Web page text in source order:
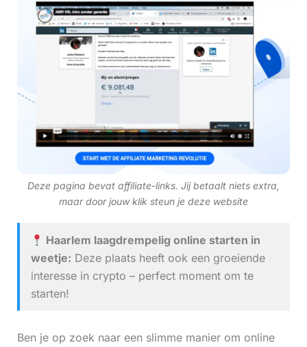
Deze pagina bevat affiliate-links. Jij betaalt niets extra,
maar door jouw klik steun je deze website
Haarlem laagdrempelig online starten in
weetje: Deze plaats heeft ook een groeiende
interesse in crypto – perfect moment om te
starten!
Ben je op zoek naar een slimme manier om online